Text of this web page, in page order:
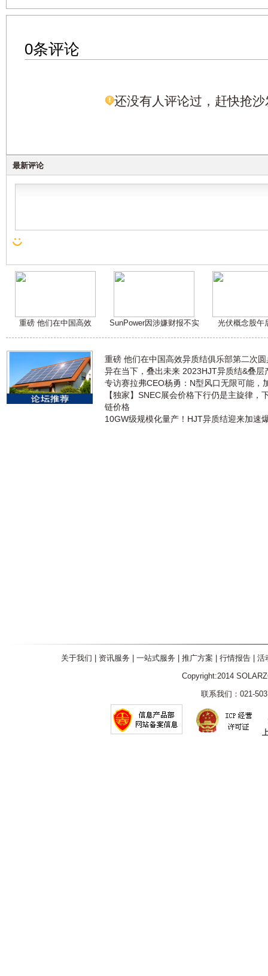
0条评论
还没有人评论过，赶快抢沙
最新评论
重磅 他们在中国高效 SunPower因涉嫌财报不实 光伏概念股午
重磅 他们在中国高效异质结俱乐部第二次
异在当下，叠出未来 2023HJT异质结&叠层
专访赛拉弗CEO杨勇：N型风口无限可能，
【独家】SNEC展会价格下行仍是主旋律，
链价格
10GW级规模化量产！HJT异质结迎来加速
关于我们 资讯服务 一站式服务 推广方案 行情报告| 活
Copyright:2014
联系我们：021-